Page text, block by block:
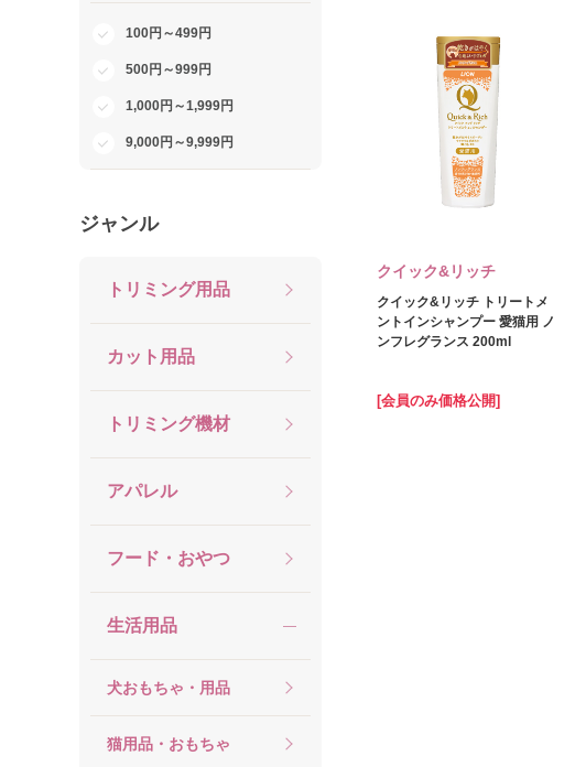
100円～499円
500円～999円
1,000円～1,999円
9,000円～9,999円
ジャンル
トリミング用品
カット用品
トリミング機材
アパレル
フード・おやつ
生活用品
犬おもちゃ・用品
猫用品・おもちゃ
クイック&リッチ
クイック&リッチ トリートメ
ントインシャンプー 愛猫用 ノ
ンフレグランス 200ml
[会員のみ価格公開]